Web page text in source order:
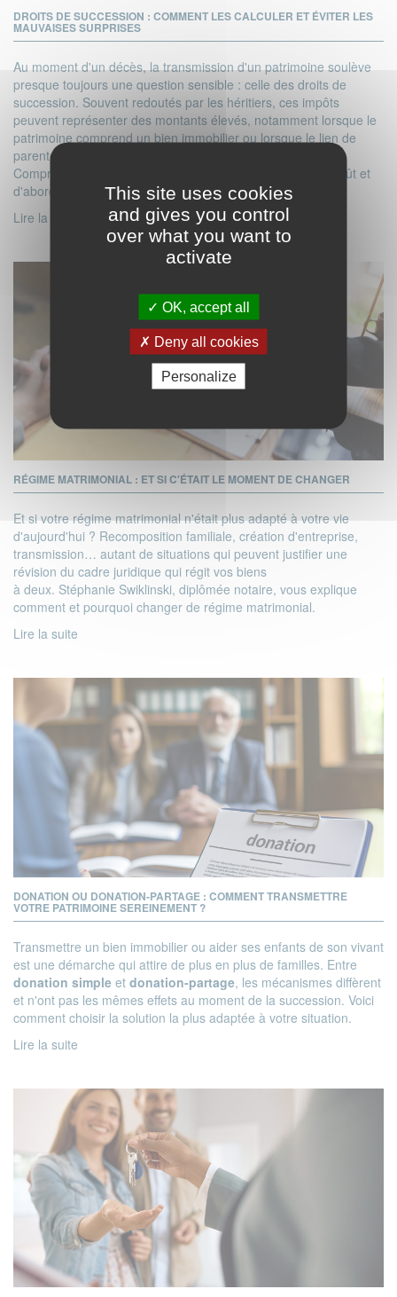
DROITS DE SUCCESSION : COMMENT LES CALCULER ET ÉVITER LES
MAUVAISES SURPRISES
Au moment d'un décès, la transmission d'un patrimoine soulève
presque toujours une question sensible : celle des droits de
succession. Souvent redoutés par les héritiers, ces impôts
peuvent représenter des montants élevés, notamment lorsque le
patrimoine comprend un bien immobilier ou lorsque le lien de
parenté avec le défunt est éloigné.
Comprendre leur fonctionnement permet d'anticiper leur coût et
d'aborder la succession avec davantage de visibilité.
Lire la suite
RÉGIME MATRIMONIAL : ET SI C'ÉTAIT LE MOMENT DE CHANGER
Et si votre régime matrimonial n'était plus adapté à votre vie
d'aujourd'hui ? Recomposition familiale, création d'entreprise,
transmission… autant de situations qui peuvent justifier une
révision du cadre juridique qui régit vos biens
à deux. Stéphanie Swiklinski, diplômée notaire, vous explique
comment et pourquoi changer de régime matrimonial.
Lire la suite
DONATION OU DONATION-PARTAGE : COMMENT TRANSMETTRE
VOTRE PATRIMOINE SEREINEMENT ?
Transmettre un bien immobilier ou aider ses enfants de son vivant
est une démarche qui attire de plus en plus de familles. Entre
donation simple et donation-partage, les mécanismes diffèrent
et n'ont pas les mêmes effets au moment de la succession. Voici
comment choisir la solution la plus adaptée à votre situation.
Lire la suite
This site uses cookies
and gives you control
over what you want to
activate
OK, accept all
Deny all cookies
Personalize